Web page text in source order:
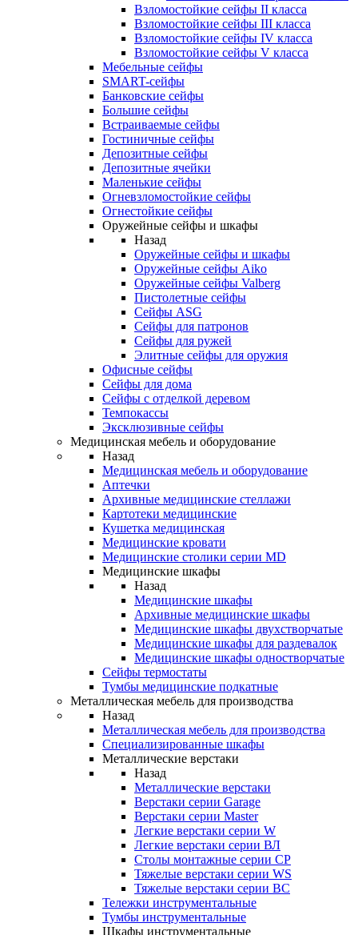
Взломостойкие сейфы II класса
Взломостойкие сейфы III класса
Взломостойкие сейфы IV класса
Взломостойкие сейфы V класса
Мебельные сейфы
SMART-сейфы
Банковские сейфы
Большие сейфы
Встраиваемые сейфы
Гостиничные сейфы
Депозитные сейфы
Депозитные ячейки
Маленькие сейфы
Огневзломостойкие сейфы
Огнестойкие сейфы
Оружейные сейфы и шкафы
Назад
Оружейные сейфы и шкафы
Оружейные сейфы Aiko
Оружейные сейфы Valberg
Пистолетные сейфы
Сейфы ASG
Сейфы для патронов
Сейфы для ружей
Элитные сейфы для оружия
Офисные сейфы
Сейфы для дома
Сейфы с отделкой деревом
Темпокассы
Эксклюзивные сейфы
Медицинская мебель и оборудование
Назад
Медицинская мебель и оборудование
Аптечки
Архивные медицинские стеллажи
Картотеки медицинские
Кушетка медицинская
Медицинские кровати
Медицинские столики серии MD
Медицинские шкафы
Назад
Медицинские шкафы
Архивные медицинские шкафы
Медицинские шкафы двухстворчатые
Медицинские шкафы для раздевалок
Медицинские шкафы одностворчатые
Сейфы термостаты
Тумбы медицинские подкатные
Металлическая мебель для производства
Назад
Металлическая мебель для производства
Cпециализированные шкафы
Металлические верстаки
Назад
Металлические верстаки
Верстаки серии Garage
Верстаки серии Master
Легкие верстаки серии W
Легкие верстаки серии ВЛ
Столы монтажные серии СР
Тяжелые верстаки серии WS
Тяжелые верстаки серии ВС
Тележки инструментальные
Тумбы инструментальные
Шкафы инструментальные